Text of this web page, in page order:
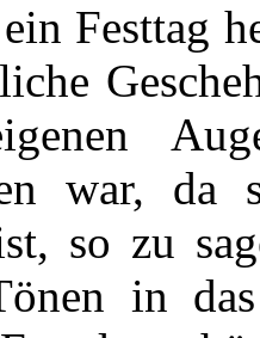
Festtag
war, da
so zu
in